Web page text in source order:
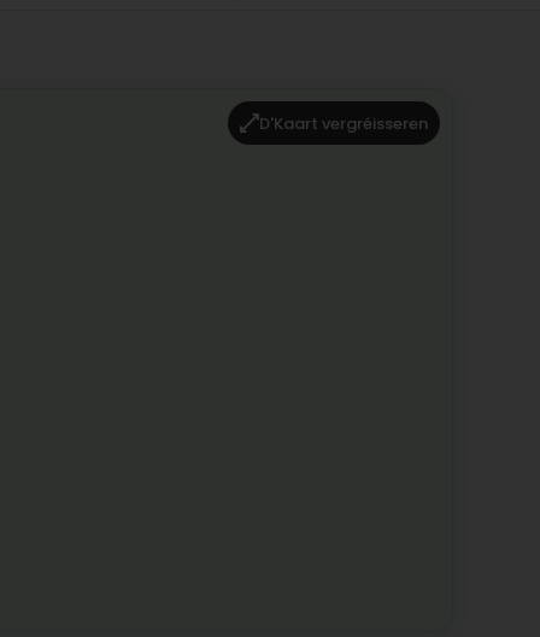
D'Kaart vergréisseren